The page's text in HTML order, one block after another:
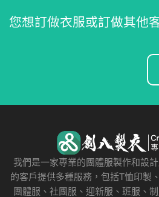
您想訂做衣服或訂做其他
我們是一家專業的團體服製作和設
的客戶提供多種服務，包括T恤印製
團體服、社團服、迎新服、班服、